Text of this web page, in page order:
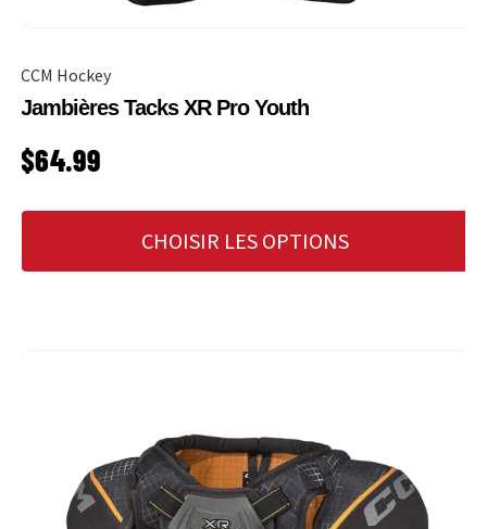
CCM Hockey
Jambières Tacks XR Pro Youth
PRIX HABITUEL
$64.99
CHOISIR LES OPTIONS